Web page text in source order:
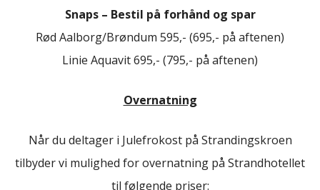
Snaps – Bestil på forhånd og spar
Rød Aalborg/Brøndum 595,- (695,- på aftenen)
Linie Aquavit 695,- (795,- på aftenen)
Overnatning
Når du deltager i Julefrokost på Strandingskroen
tilbyder vi mulighed for overnatning på Strandhotellet
til følgende priser: